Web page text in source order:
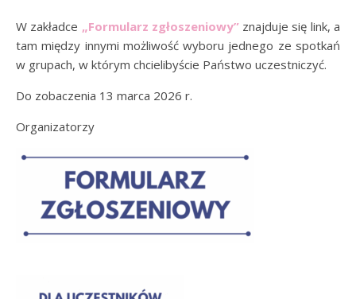
W zakładce „Formularz zgłoszeniowy” znajduje się link, a
tam między innymi możliwość wyboru jednego ze spotkań
w grupach, w którym chcielibyście Państwo uczestniczyć.
Do zobaczenia 13 marca 2026 r.
Organizatorzy